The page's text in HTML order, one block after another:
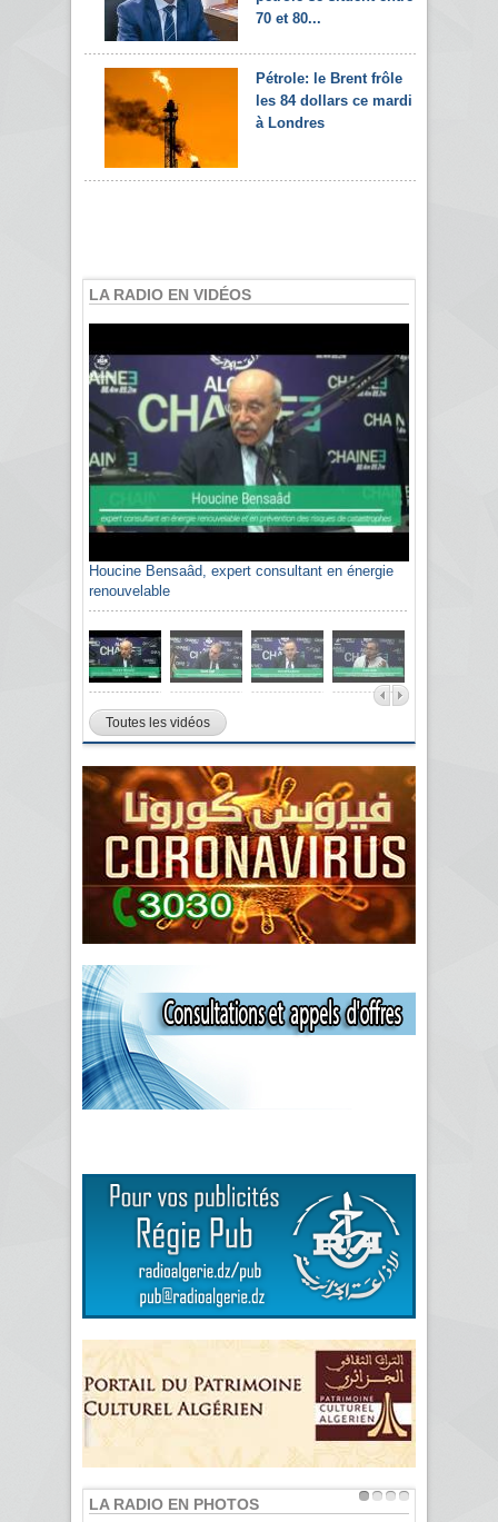
70 et 80...
Pétrole: le Brent frôle
les 84 dollars ce mardi
à Londres
LA RADIO EN VIDÉOS
Houcine Bensaâd, expert consultant en énergie
renouvelable
Toutes les vidéos
LA RADIO EN PHOTOS